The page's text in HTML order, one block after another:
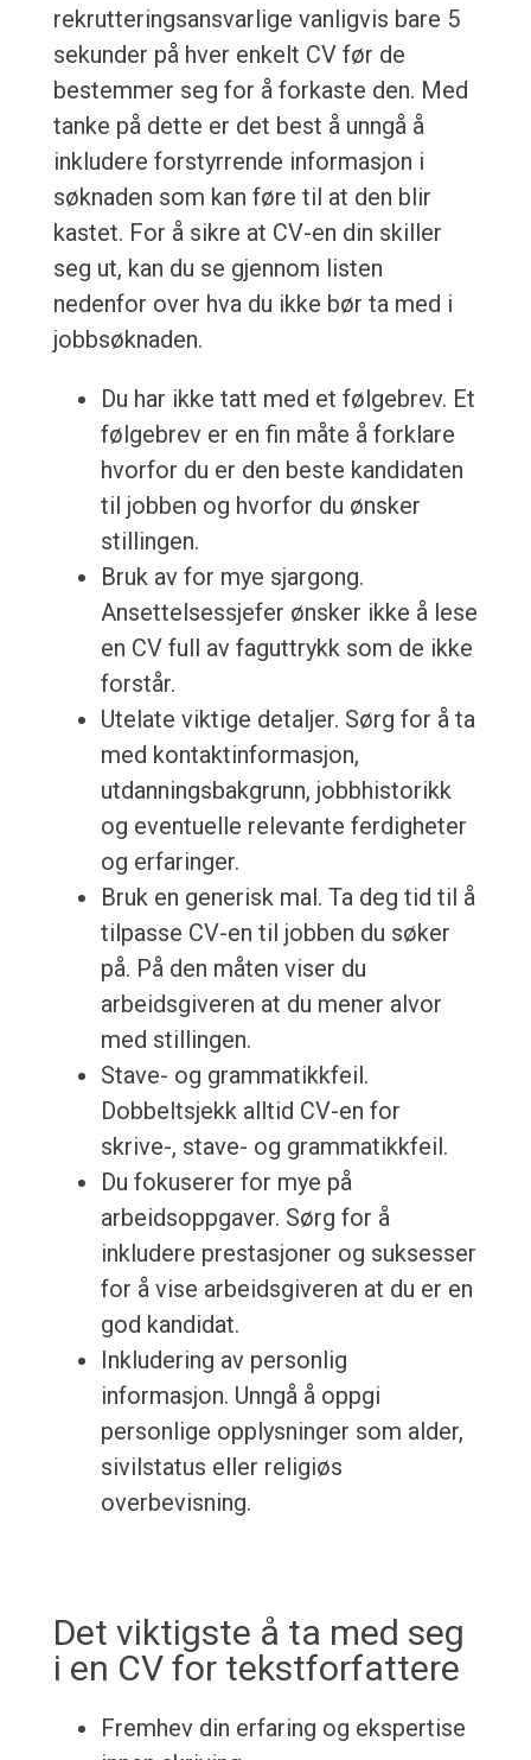
rekrutteringsansvarlige vanligvis bare 5
sekunder på hver enkelt CV før de
bestemmer seg for å forkaste den. Med
tanke på dette er det best å unngå å
inkludere forstyrrende informasjon i
søknaden som kan føre til at den blir
kastet. For å sikre at CV-en din skiller
seg ut, kan du se gjennom listen
nedenfor over hva du ikke bør ta med i
jobbsøknaden.
Du har ikke tatt med et følgebrev. Et
følgebrev er en fin måte å forklare
hvorfor du er den beste kandidaten
til jobben og hvorfor du ønsker
stillingen.
Bruk av for mye sjargong.
Ansettelsessjefer ønsker ikke å lese
en CV full av faguttrykk som de ikke
forstår.
Utelate viktige detaljer. Sørg for å ta
med kontaktinformasjon,
utdanningsbakgrunn, jobbhistorikk
og eventuelle relevante ferdigheter
og erfaringer.
Bruk en generisk mal. Ta deg tid til å
tilpasse CV-en til jobben du søker
på. På den måten viser du
arbeidsgiveren at du mener alvor
med stillingen.
Stave- og grammatikkfeil.
Dobbeltsjekk alltid CV-en for
skrive-, stave- og grammatikkfeil.
Du fokuserer for mye på
arbeidsoppgaver. Sørg for å
inkludere prestasjoner og suksesser
for å vise arbeidsgiveren at du er en
god kandidat.
Inkludering av personlig
informasjon. Unngå å oppgi
personlige opplysninger som alder,
sivilstatus eller religiøs
overbevisning.
Det viktigste å ta med seg
i en CV for tekstforfattere
Fremhev din erfaring og ekspertise